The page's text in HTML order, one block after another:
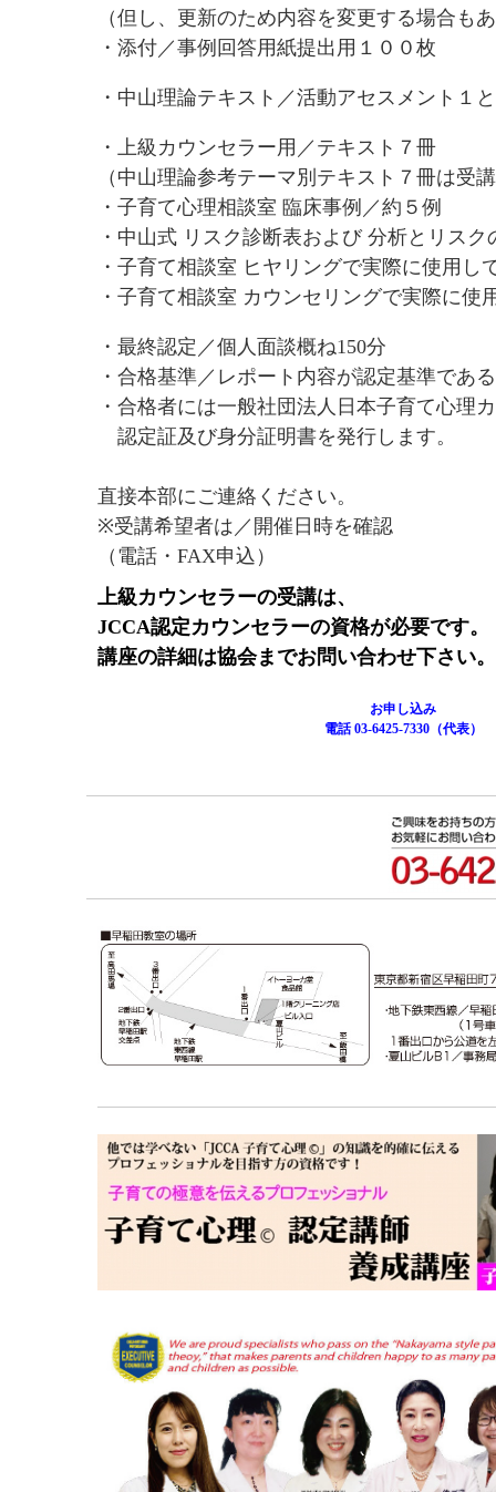
（但し、更新のため内容を変更する場合も
・添付／事例回答用紙提出用１００枚
・中山理論テキスト／活動アセスメント１
・上級カウンセラー用／テキスト７冊
（中山理論参考テーマ別テキスト７冊は受
・子育て心理相談室 臨床事例／約５例
・中山式 リスク診断表および 分析とリスク
・子育て相談室 ヒヤリングで実際に使用し
・子育て相談室 カウンセリングで実際に使
・最終認定／個人面談概ね150分
・合格基準／レポート内容が認定基準であ
・合格者には一般社団法人日本子育て心理
認定証及び身分証明書を発行します。
直接本部にご連絡ください。
※受講希望者は／開催日時を確認
（電話・FAX申込）
上級カウンセラーの受講は、
JCCA認定カウンセラーの資格が必要です。
講座の詳細は協会までお問い合わせ下さい。
お申し込み
電話 03-6425-7330（代表）